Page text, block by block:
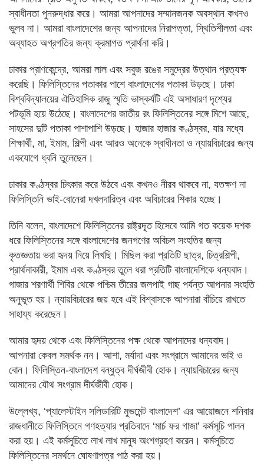
স্বাধীনতা পুনরুদ্ধার করে। আমরা আপনাদের সম্মানজনক অবস্থান কখনও
ভুলব না। আমরা বাংলাদেশের জন্য আপনাদের নিরাপত্তা, স্থিতিশীলতা এবং
অব্যাহত অগ্রগতির জন্য ক্রমাগত প্রার্থনা করি।
ঢাকার প্রাণকেন্দ্রে, আমরা লাল এবং সবুজ রঙের সমুদ্রের উত্থান প্রত্যক্ষ
করেছি। ফিলিস্তিনের পতাকার পাশে বাংলাদেশের পতাকা উড়ছে। ঢাকা
বিশ্ববিদ্যালয়ের ঐতিহাসিক রাজু স্মৃতি ভাস্কর্যটি এই অসাধারণ দৃশ্যের
পটভূমি হয়ে উঠেছে। বাংলাদেশের জাতীয় রং ফিলিস্তিনের সঙ্গে মিশে আছে,
সাহসের দুটি পতাকা পাশাপাশি উড়ছে। হাজার হাজার কণ্ঠস্বর, যার মধ্যে
শিক্ষার্থী, মা, ইমাম, শিল্পী এবং আরও অনেকে স্বাধীনতা ও ন্যায়বিচারের জন্য
একযোগে ধ্বনি তুলেছেন।
ঢাকার কণ্ঠস্বর চিৎকার করে উঠবে এবং কখনও নীরব থাকবে না, যতক্ষণ না
ফিলিস্তিনি ভাই-বোনেরা দখলদারিত্ব এবং অবিচারের শিকার হচ্ছে।
তিনি বলেন, বাংলাদেশে ফিলিস্তিনের রাষ্ট্রদূত হিসেবে আমি গত কয়েক দশক
ধরে ফিলিস্তিনের সঙ্গে বাংলাদেশের জনগণের অবিচল সংহতির জন্য
কৃতজ্ঞতায় ভরা হৃদয় নিয়ে লিখছি। মিছিল করা প্রতিটি ছাত্র, চিত্রশিল্পী,
প্রার্থনাকারী, ইমাম এবং কণ্ঠস্বর তুলে ধরা প্রতিটি বাংলাদেশিকে ধন্যবাদ।
গাজার শরণার্থী শিবির থেকে পশ্চিম তীরের জলপাই গাছ পর্যন্ত আপনার সংহতি
অনুভূত হয়। ন্যায়বিচারের জয় হবে এই বিশ্বাসকে আপনারা বাঁচিয়ে রাখতে
সাহায্য করেছেন।
আমার হৃদয় থেকে এবং ফিলিস্তিনের পক্ষ থেকে আপনাদের ধন্যবাদ।
আপনারা কেবল সমর্থক নন। আশা, মর্যাদা এবং সংগ্রামে আমাদের ভাই ও
বোন। ফিলিস্তিন-বাংলাদেশ বন্ধুত্ব দীর্ঘজীবী হোক। ন্যায়বিচারের জন্য
আমাদের যৌথ সংগ্রাম দীর্ঘজীবী হোক।
উল্লেখ্য, ‘প্যালেস্টাইন সলিডারিটি মুভমেন্ট বাংলাদেশ’ এর আয়োজনে শনিবার
রাজধানীতে ফিলিস্তিনে গণহত্যার প্রতিবাদে ‘মার্চ ফর গাজা’ কর্মসূচি পালন
করা হয়। এই কর্মসূচিতে লাখ লাখ মানুষ অংশগ্রহণ করেন। কর্মসূচিতে
ফিলিস্তিনের সমর্থনে ঘোষণাপত্র পাঠ করা হয়।